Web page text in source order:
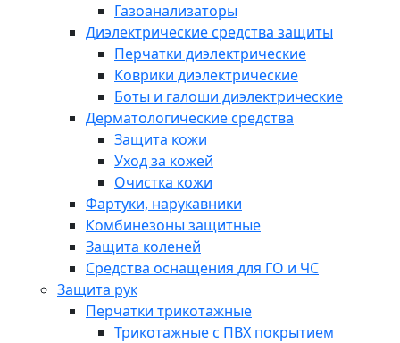
Газоанализаторы
Диэлектрические средства защиты
Перчатки диэлектрические
Коврики диэлектрические
Боты и галоши диэлектрические
Дерматологические средства
Защита кожи
Уход за кожей
Очистка кожи
Фартуки, нарукавники
Комбинезоны защитные
Защита коленей
Средства оснащения для ГО и ЧС
Защита рук
Перчатки трикотажные
Трикотажные с ПВХ покрытием